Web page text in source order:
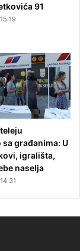
91
građanima: U
igrališta,
naselja